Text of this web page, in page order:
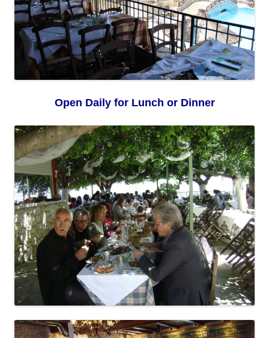
Open Daily for Lunch or Dinner